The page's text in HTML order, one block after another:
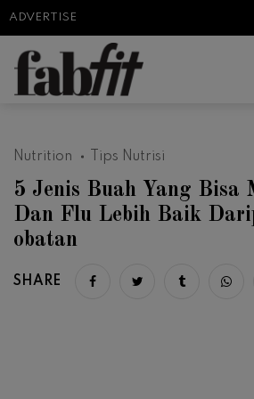
ADVERTISE
Nutrition Tips Nutrisi
5 Jenis Buah Yang Bisa
Dan Flu Lebih Baik
obatan
SHARE Share on facebook
Share on twitter
Share on